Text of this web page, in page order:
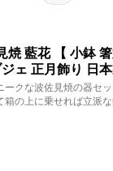
焼 藍花 【 小鉢
ェ 正月飾り 日本
ークな波佐見焼の器セ
の上に乗せれば立派な